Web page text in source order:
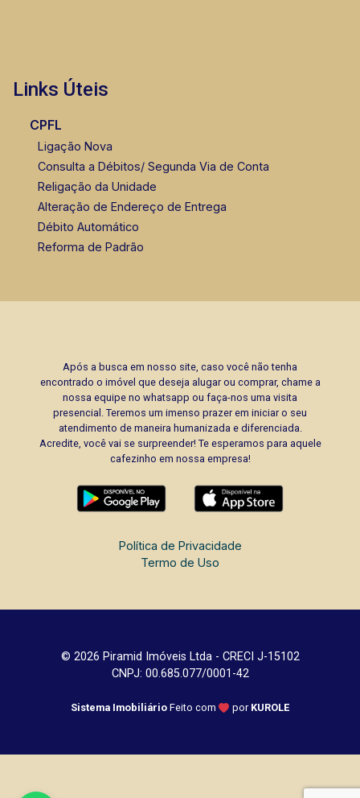
Links Úteis
CPFL
Ligação Nova
Consulta a Débitos/ Segunda Via de Conta
Religação da Unidade
Alteração de Endereço de Entrega
Débito Automático
Reforma de Padrão
Após a busca em nosso site, caso você não tenha
encontrado o imóvel que deseja alugar ou comprar, chame a
nossa equipe no whatsapp ou faça-nos uma visita
presencial. Teremos um imenso prazer em iniciar o seu
atendimento de maneira humanizada e diferenciada.
Acredite, você vai se surpreender! Te esperamos para aquele
cafezinho em nossa empresa!
Política de Privacidade
Termo de Uso
© 2026 Piramid Imóveis Ltda - CRECI J-15102
CNPJ: 00.685.077/0001-42
Sistema Imobiliário Feito com por KUROLE